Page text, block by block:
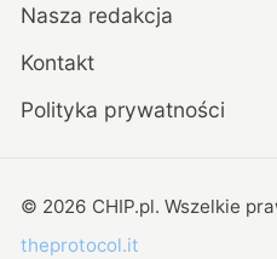
Nasza redakcja
Kontakt
Polityka prywatności
© 2026 CHIP.pl. Wszelkie
theprotocol.it